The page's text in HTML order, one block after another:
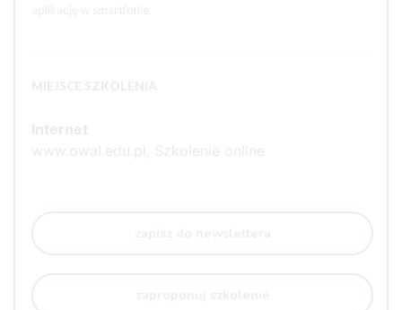
zapisz do newslettera
zaproponuj szkolenie